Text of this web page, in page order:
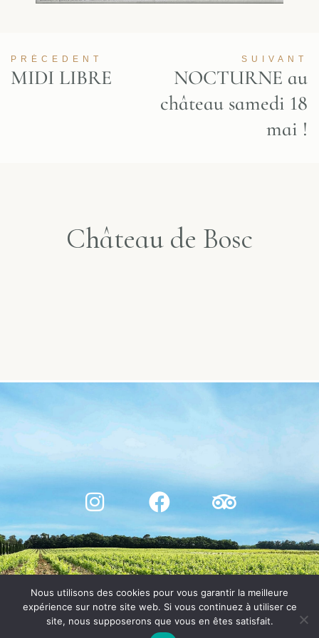
PRÉCEDENT
MIDI LIBRE
SUIVANT
NOCTURNE au
château samedi 18
mai !
Château de Bosc
Nous utilisons des cookies pour vous garantir la meilleure
expérience sur notre site web. Si vous continuez à utiliser ce
site, nous supposerons que vous en êtes satisfait.